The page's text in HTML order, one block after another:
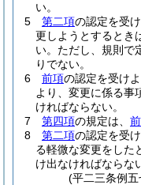
い。
5
第二項の認定を受け
更しようとするとき
い。 ただし、規則で
りでない。
6
前項の認定を受け
より、変更に係る事
ければならない。
7
第四項の規定は、
8
第二項の認定を受け
る軽微な変更をした
け出なければならな
(平二三条例